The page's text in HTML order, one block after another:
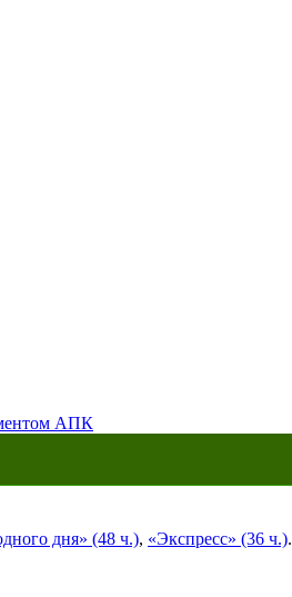
АПК
дня» (48 ч.), «Экспресс» (36 ч.).